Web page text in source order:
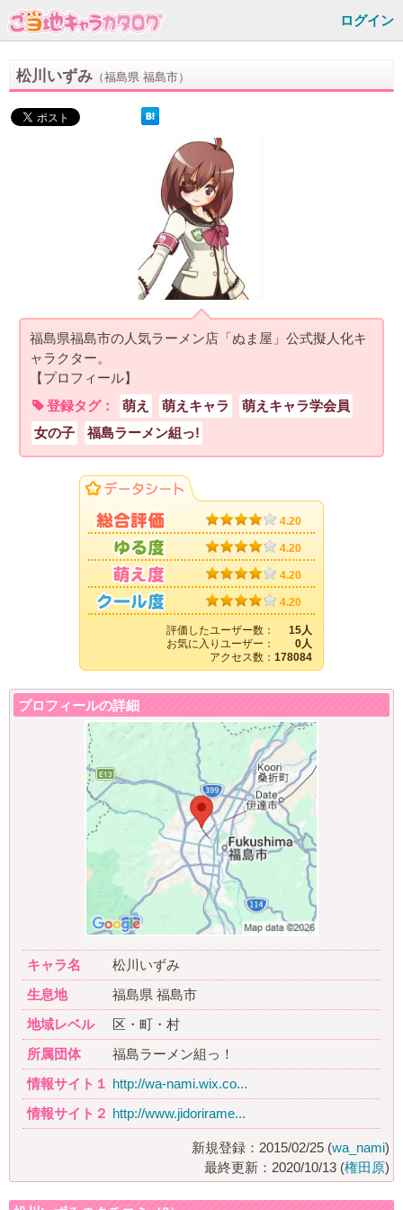
ログイン
松川いずみ （福島県 福島市）
福島県福島市の人気ラーメン店「ぬま屋」公式擬人化キ
ャラクター。
【プロフィール】
登録タグ：
萌え 萌えキャラ
萌えキャラ学会員
女の子
福島ラーメン組っ!
4.20
4.20
4.20
4.20
評価したユーザー数：
15人
お気に入りユーザー：
0人
アクセス数： 178084
プロフィールの詳細
キャラ名
松川いずみ
生息地
福島県 福島市
地域レベル
区・町・村
所属団体
福島ラーメン組っ！
情報サイト１ http://wa-nami.wix.co...
情報サイト２ http://www.jidorirame...
新規登録：2015/02/25 (wa_nami)
最終更新：2020/10/13 (権田原)